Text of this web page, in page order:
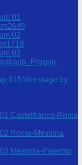
01
02
03
6151km stage by
Castelfranco-Roma
Roma-Messina
Messina-Palermo